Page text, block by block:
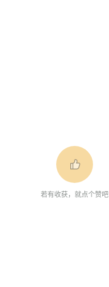
若有收获，就点个赞吧